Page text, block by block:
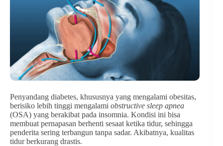
Penyandang diabetes, khususnya yang mengalami obesitas,
berisiko lebih tinggi mengalami obstructive sleep apnea
(OSA) yang berakibat pada insomnia. Kondisi ini bisa
membuat pernapasan berhenti sesaat ketika tidur, sehingga
penderita sering terbangun tanpa sadar. Akibatnya, kualitas
tidur berkurang drastis.